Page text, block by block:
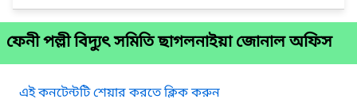
ফেনী পল্লী বিদ্যুৎ সমিতি ছাগলনাইয়া জোনাল অফিস
এই কনটেন্টটি শেয়ার করতে ক্লিক করুন